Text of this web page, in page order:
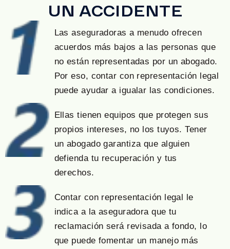
UN ACCIDENTE
Las aseguradoras a menudo ofrecen
acuerdos más bajos a las personas que
no están representadas por un abogado.
Por eso, contar con representación legal
puede ayudar a igualar las condiciones.
Ellas tienen equipos que protegen sus
propios intereses, no los tuyos. Tener
un abogado garantiza que alguien
defienda tu recuperación y tus
derechos.
Contar con representación legal le
indica a la aseguradora que tu
reclamación será revisada a fondo, lo
que puede fomentar un manejo más